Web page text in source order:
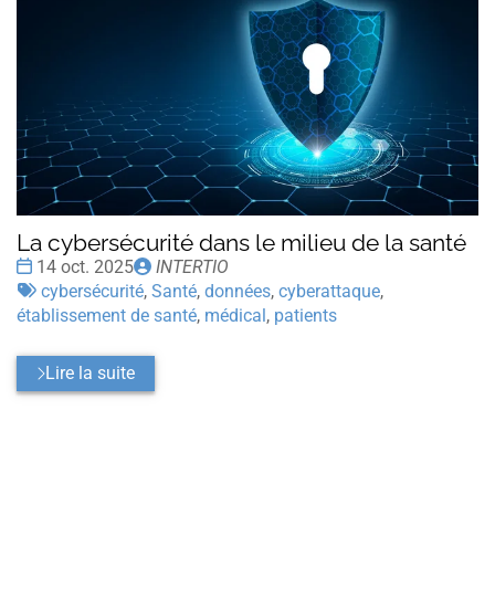
La cybersécurité dans le milieu de la santé
Date
:
14 oct. 2025
Publié
par
INTERTIO
Tags
:
cybersécurité, Santé, données, cyberattaque,
établissement de santé, médical, patients
Lire la suite